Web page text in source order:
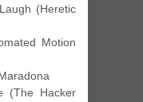
(Heretic
Motion
(The Hacker